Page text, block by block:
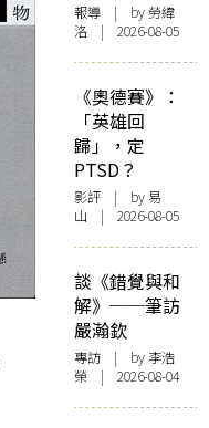
報導 | by 勞緯
洛 | 2026-08-05
《奧德賽》：
「英雄回
歸」，定
PTSD？
影評 | by 易
山 | 2026-08-05
談《錯覺與和
解》──筆訪
嚴瀚欽
專訪 | by 李浩
榮 | 2026-08-04